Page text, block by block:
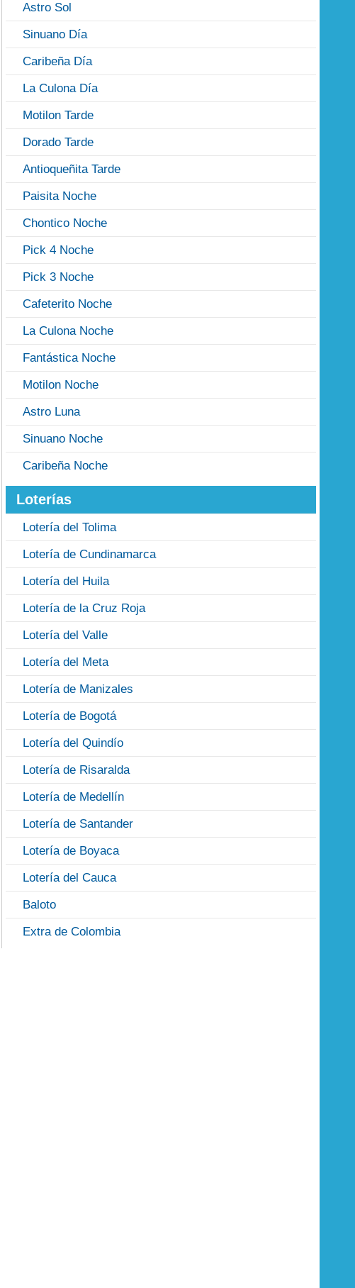
Astro Sol
Sinuano Día
Caribeña Día
La Culona Día
Motilon Tarde
Dorado Tarde
Antioqueñita Tarde
Paisita Noche
Chontico Noche
Pick 4 Noche
Pick 3 Noche
Cafeterito Noche
La Culona Noche
Fantástica Noche
Motilon Noche
Astro Luna
Sinuano Noche
Caribeña Noche
Loterías
Lotería del Tolima
Lotería de Cundinamarca
Lotería del Huila
Lotería de la Cruz Roja
Lotería del Valle
Lotería del Meta
Lotería de Manizales
Lotería de Bogotá
Lotería del Quindío
Lotería de Risaralda
Lotería de Medellín
Lotería de Santander
Lotería de Boyaca
Lotería del Cauca
Baloto
Extra de Colombia